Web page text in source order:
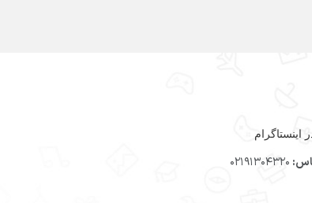
اینستاگرام
02191304320